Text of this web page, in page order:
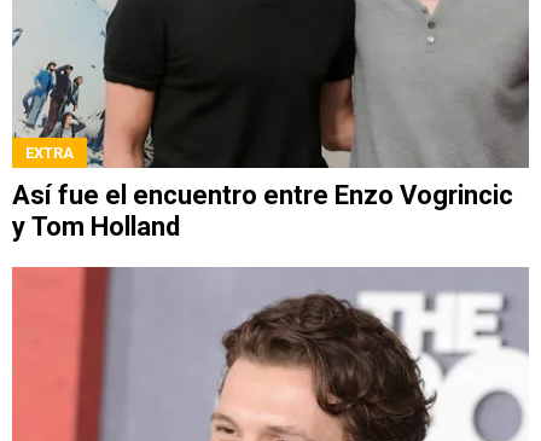
EXTRA
Así fue el encuentro entre Enzo Vogrincic
y Tom Holland